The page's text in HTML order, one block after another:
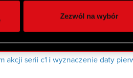
i analitycznym. Partnerzy mogą
podczas korzystania z ich
Zezwól na wybór
akcji serii c1 i wyznaczenie daty